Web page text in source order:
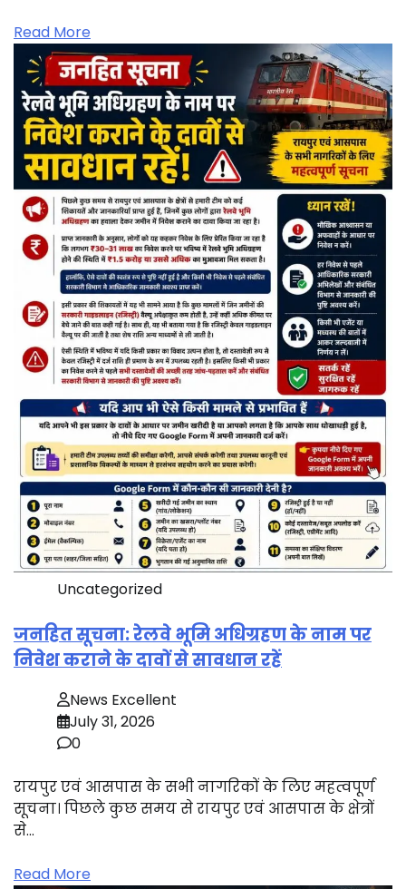
Read More
Uncategorized
जनहित सूचना: रेलवे भूमि अधिग्रहण के नाम पर
निवेश कराने के दावों से सावधान रहें
News Excellent
July 31, 2026
0
रायपुर एवं आसपास के सभी नागरिकों के लिए महत्वपूर्ण
सूचना। पिछले कुछ समय से रायपुर एवं आसपास के क्षेत्रों
से…
Read More